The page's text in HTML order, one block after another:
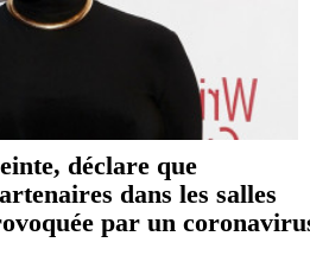
déclare que
dans les salles
par un